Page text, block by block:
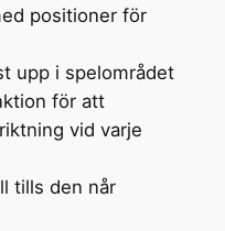
positioner för
upp i spelområdet
för att
vid varje
tills den når